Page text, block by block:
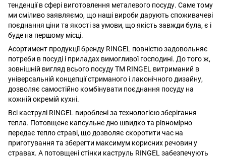
тенденції в сфері виготовлення металевого посуду. Саме тому
ми сміливо заявляємо, що наші вироби дарують споживачеві
поєднання ціни та якості за умови, що якість завжди була, є і
буде на першому місці.
Асортимент продукції бренду RINGEL повністю задовольняє
потреби в посуді і приладах вимогливої господині. До того ж,
зовнішній вигляд всього посуду ТМ RINGEL витриманий в
універсальній концепції стриманого і лаконічного дизайну,
дозволяє самостійно комбінувати поєднання посуду на
кожній окремій кухні.
Всі каструлі RINGEL вироблені за технологією зберігання
тепла. Потовщене капсульне дно швидко та рівномірно
передає тепло страві, що дозволяє скоротити час на
приготування та зберегти максимум корисних речовин у
стравах. А потовщені стінки каструль RINGEL забезпечують